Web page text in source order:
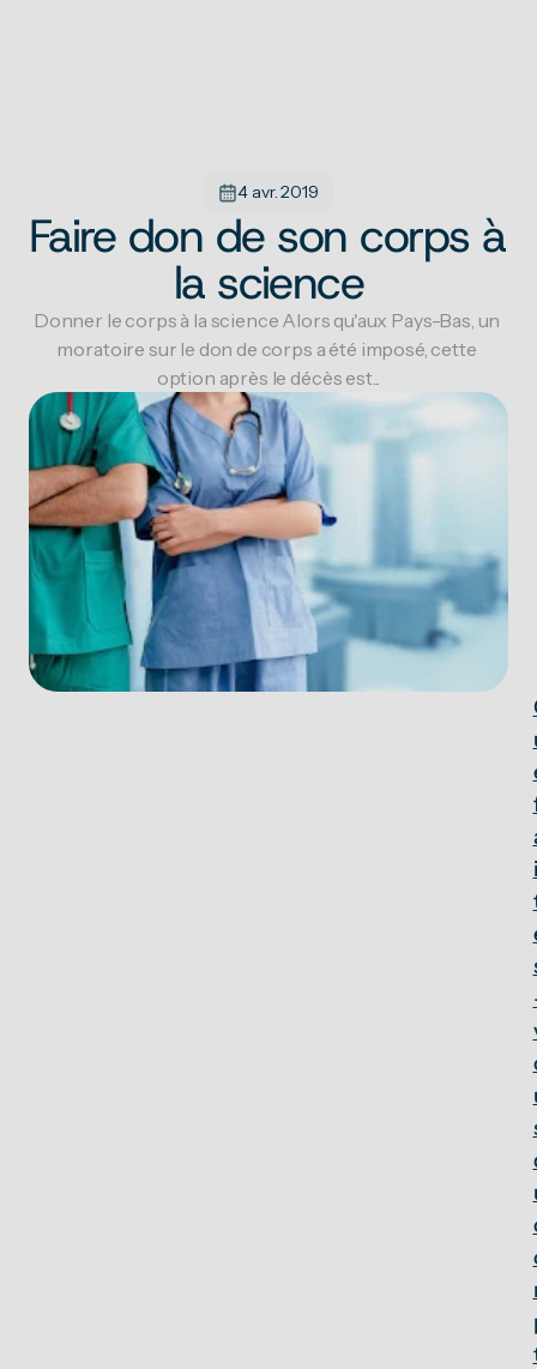
4 avr. 2019
Faire don de son corps à
la science
Donner le corps à la science Alors qu'aux Pays-Bas, un
moratoire sur le don de corps a été imposé, cette
option après le décès est...